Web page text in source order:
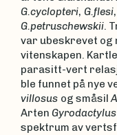
G.cyclopteri, G.flesi,
G.petruschewskii.
var ubeskrevet og
vitenskapen.
parasitt-vert
ble funnet på nye
villosus og småsil
Arten
spektrum av